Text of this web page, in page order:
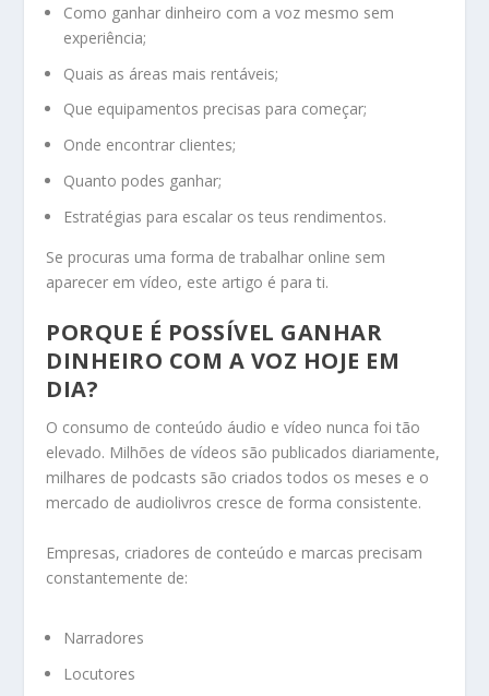
Como ganhar dinheiro com a voz mesmo sem
experiência;
Quais as áreas mais rentáveis;
Que equipamentos precisas para começar;
Onde encontrar clientes;
Quanto podes ganhar;
Estratégias para escalar os teus rendimentos.
Se procuras uma forma de trabalhar online sem
aparecer em vídeo, este artigo é para ti.
PORQUE É POSSÍVEL GANHAR
DINHEIRO COM A VOZ HOJE EM
DIA?
O consumo de conteúdo áudio e vídeo nunca foi tão
elevado. Milhões de vídeos são publicados diariamente,
milhares de podcasts são criados todos os meses e o
mercado de audiolivros cresce de forma consistente.
Empresas, criadores de conteúdo e marcas precisam
constantemente de:
Narradores
Locutores